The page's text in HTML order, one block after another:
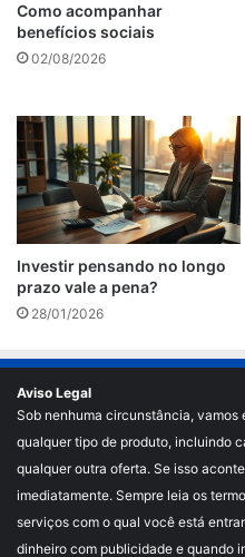
Como acompanhar
benefícios sociais
02/08/2026
Investir pensando no longo
prazo vale a pena?
28/01/2026
Aviso Legal
Sob nenhuma circunstância,
qualquer tipo de produto, incluindo
qualquer outra oferta. Se isso
imediatamente. Sempre leia os
serviços com o qual você está
dinheiro com publicidade e quando